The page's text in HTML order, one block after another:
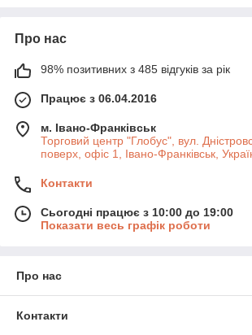
Про нас
98% позитивних з 485 відгуків за рік
Працює з 06.04.2016
м. Івано-Франківськ
Торговий центр "Глобус", вул.
поверх, офіс 1, Івано-Франківськ,
Контакти
Сьогодні працює з 10:00 до 19:00
Показати весь графік роботи
Про нас
Контакти